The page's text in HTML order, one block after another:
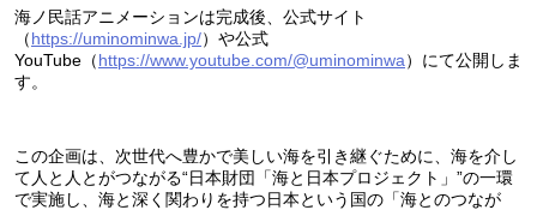
海ノ民話アニメーションは完成後、公式サイト
（https://uminominwa.jp/）や公式
YouTube（https://www.youtube.com/@uminominwa）にて公開しま
す。
この企画は、次世代へ豊かで美しい海を引き継ぐために、海を介し
て人と人とがつながる“日本財団「海と日本プロジェクト」”の一環
で実施し、海と深く関わりを持つ日本という国の「海とのつなが